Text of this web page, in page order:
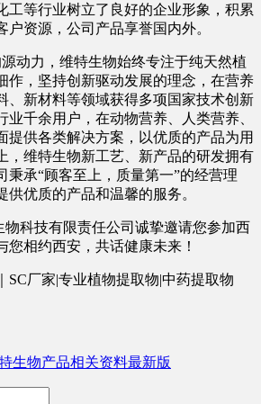
工等行业树立了良好的企业形象，积累
户资源，公司产品享誉国内外。
动力，维特生物始终专注于纯天然植
作，坚持创新驱动发展的理念，在营养
、新材料等领域获得多项国家技术创新
业千余用户，在动物营养、人类营养、
提供各类解决方案，以优质的产品为用
，维特生物新工艺、新产品的研发拥有
秉承“顾客至上，质量第一”的经营理
优质的产品和温馨的服务。
物科技有限责任公司诚挚邀请您参加西
您相约西安，共话健康未来！
生物产品相关资料最新版